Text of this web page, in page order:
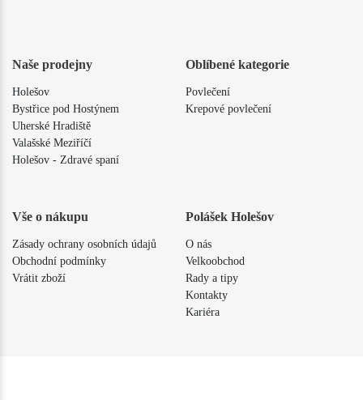
Naše prodejny
Holešov
Bystřice pod Hostýnem
Uherské Hradiště
Valašské Meziříčí
Holešov - Zdravé spaní
Oblíbené kategorie
Povlečení
Krepové povlečení
Vše o nákupu
Zásady ochrany osobních údajů
Obchodní podmínky
Vrátit zboží
Polášek Holešov
O nás
Velkoobchod
Rady a tipy
Kontakty
Kariéra